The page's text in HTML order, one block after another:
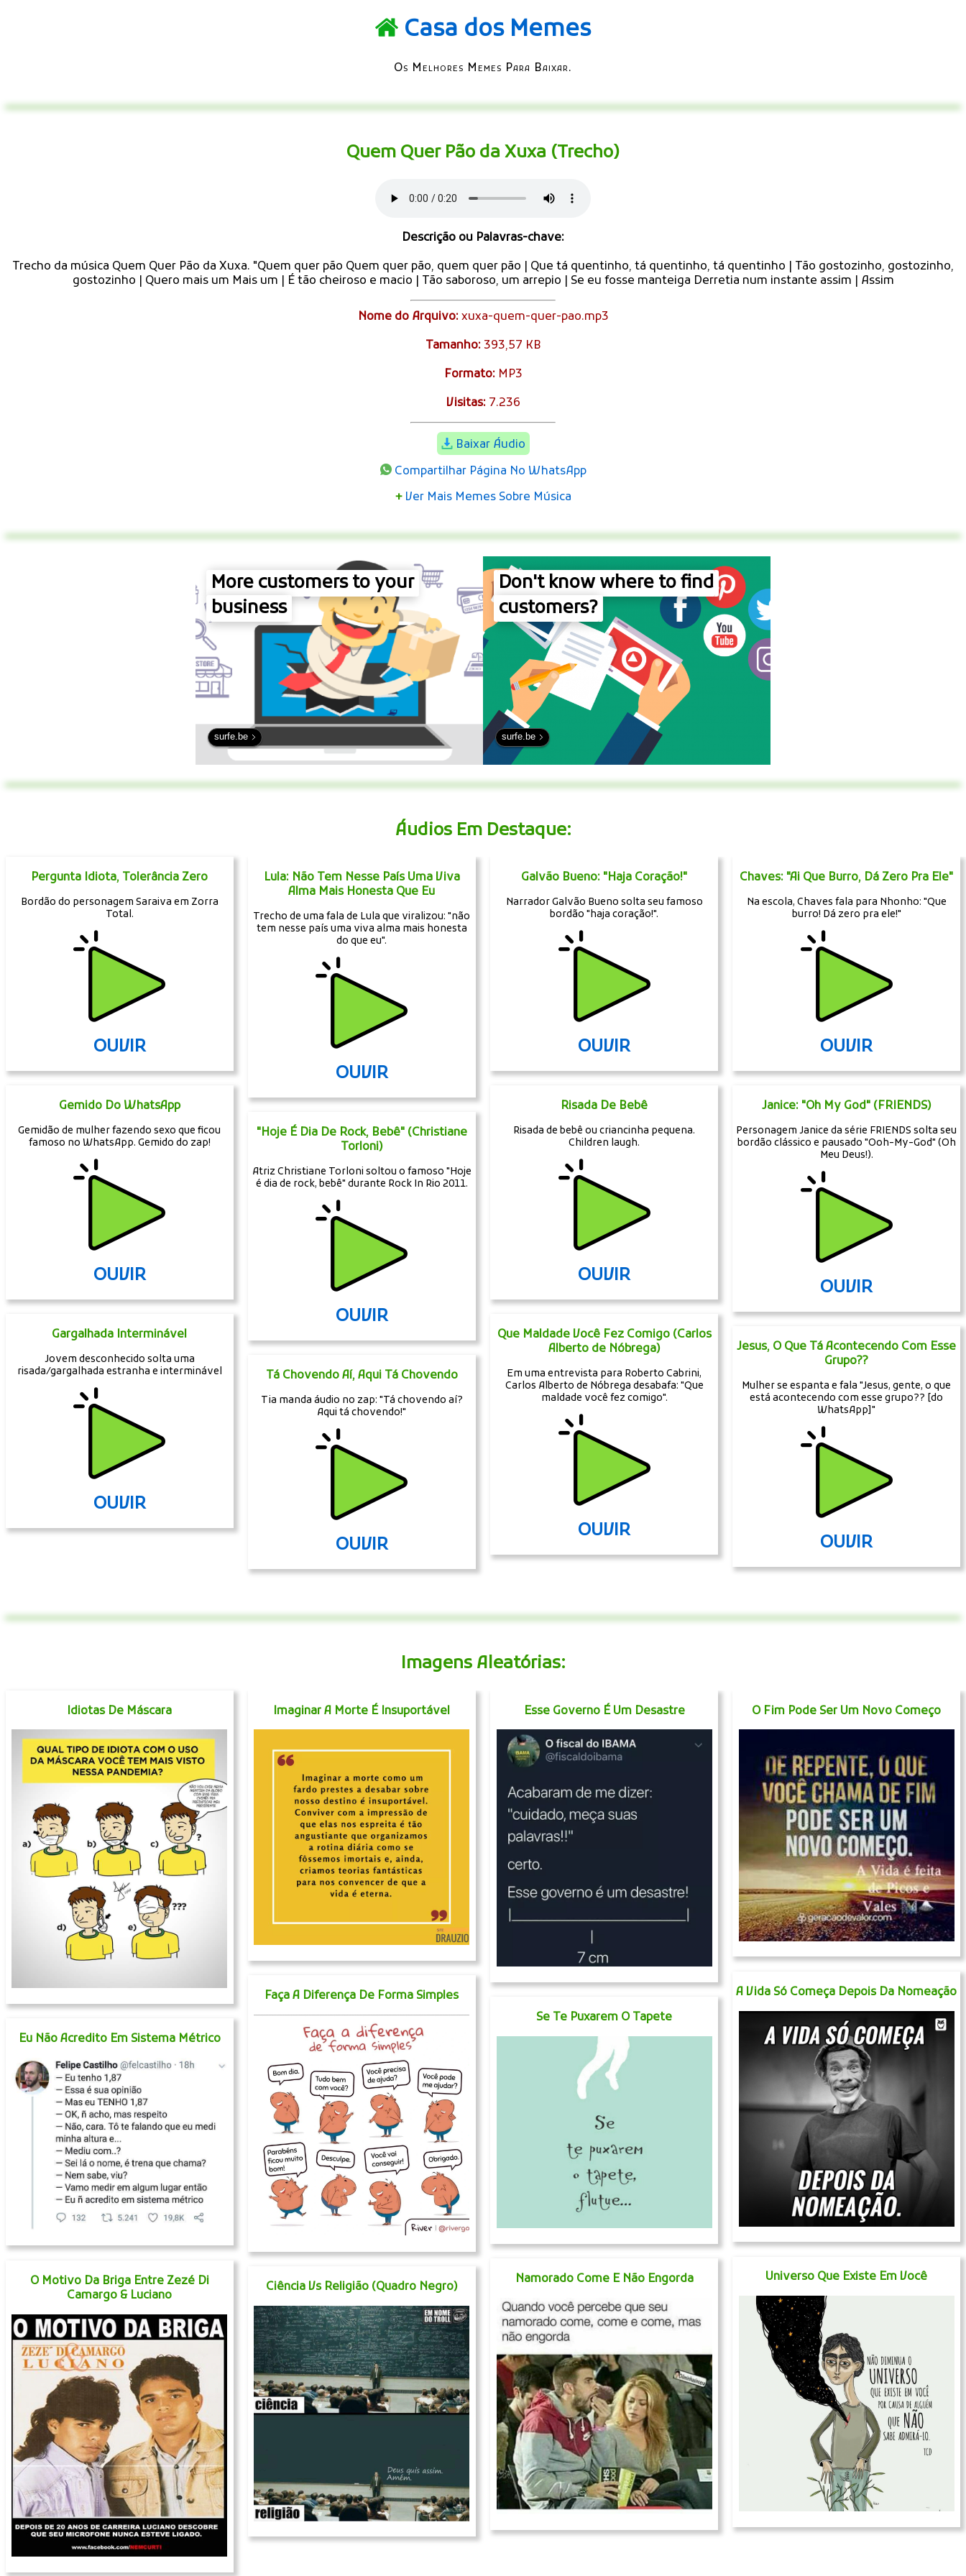
Casa dos Memes
Os Melhores Memes Para Baixar.
Quem Quer Pão da Xuxa (Trecho)
Descrição ou Palavras-chave:
Trecho da música Quem Quer Pão da Xuxa. "Quem quer pão Quem quer pão, quem quer pão | Que tá quentinho, tá quentinho, tá quentinho | Tão gostozinho, gostozinho,
gostozinho | Quero mais um Mais um | É tão cheiroso e macio | Tão saboroso, um arrepio | Se eu fosse manteiga Derretia num instante assim | Assim
Nome do Arquivo:xuxa-quem-quer-pao.mp3
Tamanho:393,57 KB
Formato:MP3
Visitas:7.236
Baixar Áudio
Compartilhar Página No WhatsApp
+ Ver Mais Memes Sobre Música
More customers to your
business
surfe.be
Don't know where to find
customers?
surfe.be
Áudios Em Destaque:
Pergunta Idiota, Tolerância Zero
Bordão do personagem Saraiva em Zorra
Total.
OUVIR
Gemido Do WhatsApp
Gemidão de mulher fazendo sexo que ficou
famoso no WhatsApp. Gemido do zap!
OUVIR
Gargalhada Interminável
Jovem desconhecido solta uma
risada/gargalhada estranha e interminável
OUVIR
Lula: Não Tem Nesse País Uma Viva
Alma Mais Honesta Que Eu
Trecho de uma fala de Lula que viralizou: "não
tem nesse país uma viva alma mais honesta
do que eu".
OUVIR
"Hoje É Dia De Rock, Bebê" (Christiane
Torloni)
Atriz Christiane Torloni soltou o famoso "Hoje
é dia de rock, bebê" durante Rock In Rio 2011.
OUVIR
Tá Chovendo Aí, Aqui Tá Chovendo
Tia manda áudio no zap: "Tá chovendo aí?
Aqui tá chovendo!"
OUVIR
Galvão Bueno: "Haja Coração!"
Narrador Galvão Bueno solta seu famoso
bordão "haja coração!".
OUVIR
Risada De Bebê
Risada de bebê ou criancinha pequena.
Children laugh.
OUVIR
Que Maldade Você Fez Comigo (Carlos
Alberto de Nóbrega)
Em uma entrevista para Roberto Cabrini,
Carlos Alberto de Nóbrega desabafa: "Que
maldade você fez comigo".
OUVIR
Chaves: "Ai Que Burro, Dá Zero Pra Ele"
Na escola, Chaves fala para Nhonho: "Que
burro! Dá zero pra ele!"
OUVIR
Janice: "Oh My God" (FRIENDS)
Personagem Janice da série FRIENDS solta seu
bordão clássico e pausado "Ooh-My-God" (Oh
Meu Deus!).
OUVIR
Jesus, O Que Tá Acontecendo Com Esse
Grupo??
Mulher se espanta e fala "Jesus, gente, o que
está acontecendo com esse grupo?? [do
WhatsApp]"
OUVIR
Imagens Aleatórias:
Idiotas De Máscara
Eu Não Acredito Em Sistema Métrico
O Motivo Da Briga Entre Zezé Di
Camargo & Luciano
Imaginar A Morte É Insuportável
Faça A Diferença De Forma Simples
Ciência Vs Religião (Quadro Negro)
Esse Governo É Um Desastre
Se Te Puxarem O Tapete
Namorado Come E Não Engorda
O Fim Pode Ser Um Novo Começo
A Vida Só Começa Depois Da Nomeação
Universo Que Existe Em Você